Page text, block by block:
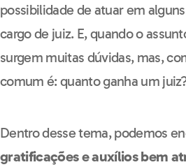
possibilidade de atuar em
cargo de juiz. E, quando o
surgem muitas dúvidas, mas,
comum é: quanto ganha um
Dentro desse tema, podemos
gratificações e auxílios bem